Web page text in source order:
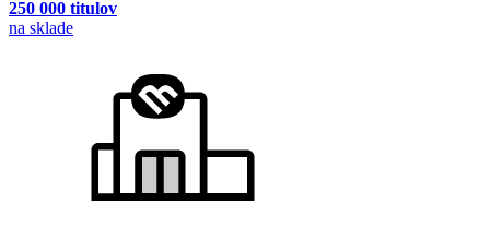
250 000 titulov
na sklade